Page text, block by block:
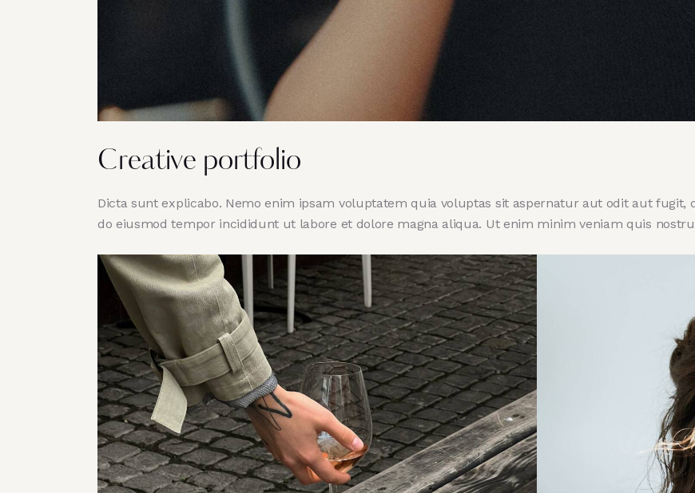
Creative portfolio
Dicta sunt explicabo. Nemo enim ipsam voluptatem quia voluptas sit aspernatur aut odit aut fugit,
do eiusmod tempor incididunt ut labore et dolore magna aliqua. Ut enim minim veniam quis